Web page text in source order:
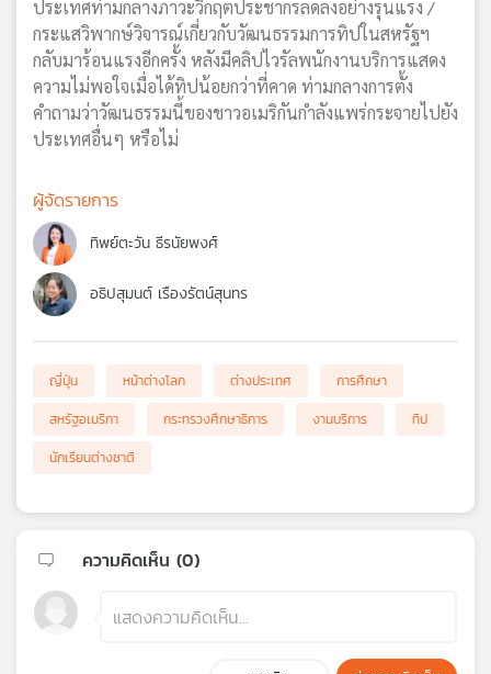
ประเทศท่ามกลางภาวะวิกฤตประชากรลดลงอย่างรุนแรง /
กระแสวิพากษ์วิจารณ์เกี่ยวกับวัฒนธรรมการทิปในสหรัฐฯ
กลับมาร้อนแรงอีกครั้ง หลังมีคลิปไวรัลพนักงานบริการแสดง
ความไม่พอใจเมื่อได้ทิปน้อยกว่าที่คาด ท่ามกลางการตั้ง
คำถามว่าวัฒนธรรมนี้ของชาวอเมริกันกำลังแพร่กระจายไปยัง
ประเทศอื่นๆ หรือไม่
ผู้จัดรายการ
ทิพย์ตะวัน ธีรนัยพงศ์
อธิปสุมนต์ เรืองรัตน์สุนทร
ญี่ปุ่น หน้าต่างโลก ต่างประเทศ
การศึกษา
สหรัฐอเมริกา
กระทรวงศึกษาธิการ งานบริการ
ทิป
นักเรียนต่างชาติ
ความคิดเห็น (0)